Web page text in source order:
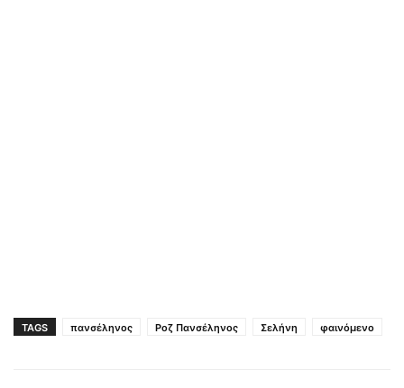
TAGS πανσέληνος Ροζ Πανσέληνος Σελήνη φαινόμενο